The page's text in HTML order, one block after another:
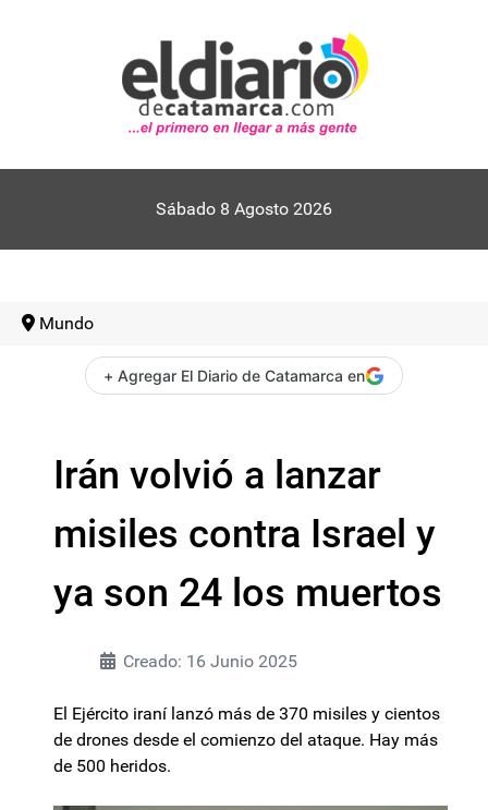
Sábado 8 Agosto 2026
Mundo
+ Agregar El Diario de Catamarca en
Irán volvió a lanzar
misiles contra Israel y
ya son 24 los muertos
Creado: 16 Junio 2025
El Ejército iraní lanzó más de 370 misiles y cientos
de drones desde el comienzo del ataque. Hay más
de 500 heridos.